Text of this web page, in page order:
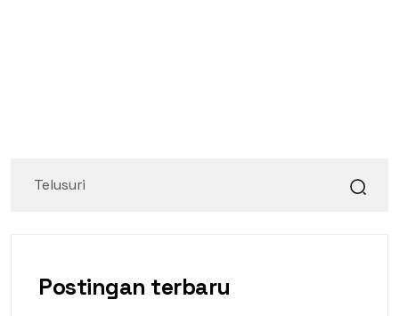
Postingan terbaru